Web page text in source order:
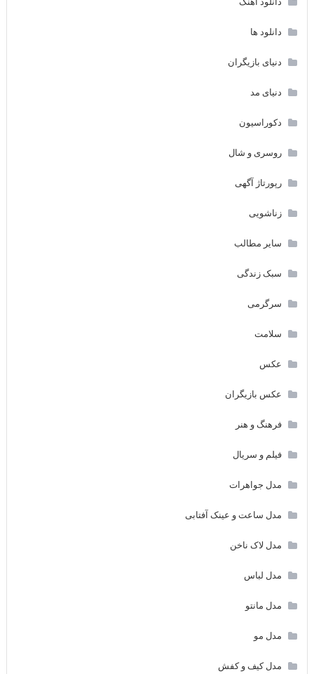
دانلود ها
دنیای بازیگران
دنیای مد
دکوراسیون
روسری و شال
رپورتاژ آگهی
زناشویی
سایر مطالب
سبک زندگی
سرگرمی
سلامت
عکس
عکس بازیگران
فرهنگ و هنر
فیلم و سریال
مدل جواهرات
مدل ساعت و عینک آفتابی
مدل لاک ناخن
مدل لباس
مدل مانتو
مدل مو
مدل کیف و کفش